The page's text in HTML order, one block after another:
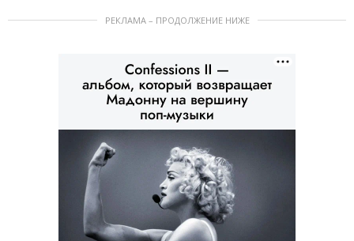
РЕКЛАМА – ПРОДОЛЖЕНИЕ НИЖЕ